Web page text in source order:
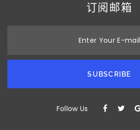
订阅邮箱
Enter Your E-mail
SUBSCRIBE
Follow Us